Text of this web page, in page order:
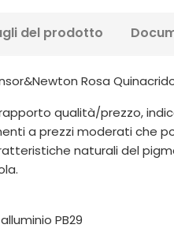
del prodotto
Rosa
qualità/prezzo,
a prezzi moderati che
naturali del
PB29